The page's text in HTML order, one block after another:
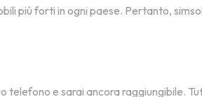
più forti in ogni paese. Pertanto,
telefono e sarai ancora raggiungibile.